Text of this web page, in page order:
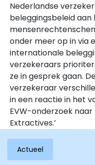
Nederlandse
beleggingsbeleid
onder meer op in via
internationale
verzekeraars
ze in gesprek gaan.
verzekeraar
in een reactie in het
EVW-onderzoek naar
Extractives.’
Actueel